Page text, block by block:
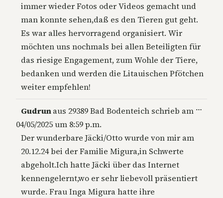
immer wieder Fotos oder Videos gemacht und
man konnte sehen,daß es den Tieren gut geht.
Es war alles hervorragend organisiert. Wir
möchten uns nochmals bei allen Beteiligten für
das riesige Engagement, zum Wohle der Tiere,
bedanken und werden die Litauischen Pfötchen
weiter empfehlen!
Gudrunaus 29389 Bad Bodenteich schrieb am
04/05/2025um 8:59 p.m.
Der wunderbare Jäcki/Otto wurde von mir am
20.12.24 bei der Familie Migura,in Schwerte
abgeholt.Ich hatte Jäcki über das Internet
kennengelernt,wo er sehr liebevoll präsentiert
wurde. Frau Inga Migura hatte ihre
…